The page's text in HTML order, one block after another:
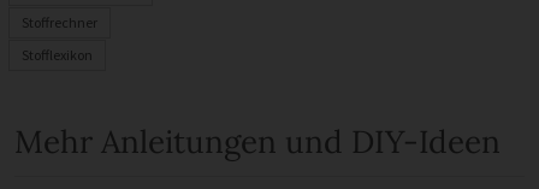
Stoffrechner
Stofflexikon
Mehr Anleitungen und DIY-Ideen